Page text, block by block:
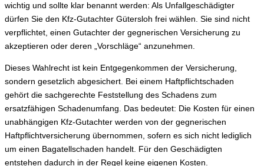
wichtig und sollte klar benannt werden: Als Unfallgeschädigter
dürfen Sie den Kfz-Gutachter Gütersloh frei wählen. Sie sind nicht
verpflichtet, einen Gutachter der gegnerischen Versicherung zu
akzeptieren oder deren „Vorschläge“ anzunehmen.
Dieses Wahlrecht ist kein Entgegenkommen der Versicherung,
sondern gesetzlich abgesichert. Bei einem Haftpflichtschaden
gehört die sachgerechte Feststellung des Schadens zum
ersatzfähigen Schadenumfang. Das bedeutet: Die Kosten für einen
unabhängigen Kfz-Gutachter werden von der gegnerischen
Haftpflichtversicherung übernommen, sofern es sich nicht lediglich
um einen Bagatellschaden handelt. Für den Geschädigten
entstehen dadurch in der Regel keine eigenen Kosten.